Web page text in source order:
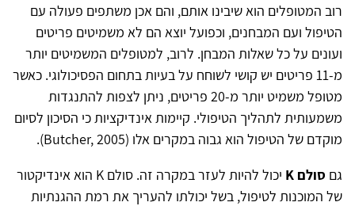
רוב המטופלים הוא שיבינו אותם, והם אכן משתפים פעולה עם
הטיפול ועם המבחנים, וכפועל יוצא הם לא משמיטים פריטים
ועונים על כל שאלות המבחן. לרוב, למטופלים המשמיטים יותר
מ-11 פריטים יש קושי לשוחח על בעיות בתחום הפסיכולוגי. כאשר
מטופל משמיט יותר מ-20 פריטים, ניתן לצפות להתנגדות
משמעותית לתהליך הטיפולי. קיימות אינדיקציות כי הסיכון לסיום
מוקדם של הטיפול הוא גבוה במקרים אלו (Butcher, 2005).
גם סולם K
יכול להיות לעזר במקרה זה. סולם K הוא אינדיקטור
של המוכנות לטיפול, בשל יכולתו להעריך את רמת ההגנתיות